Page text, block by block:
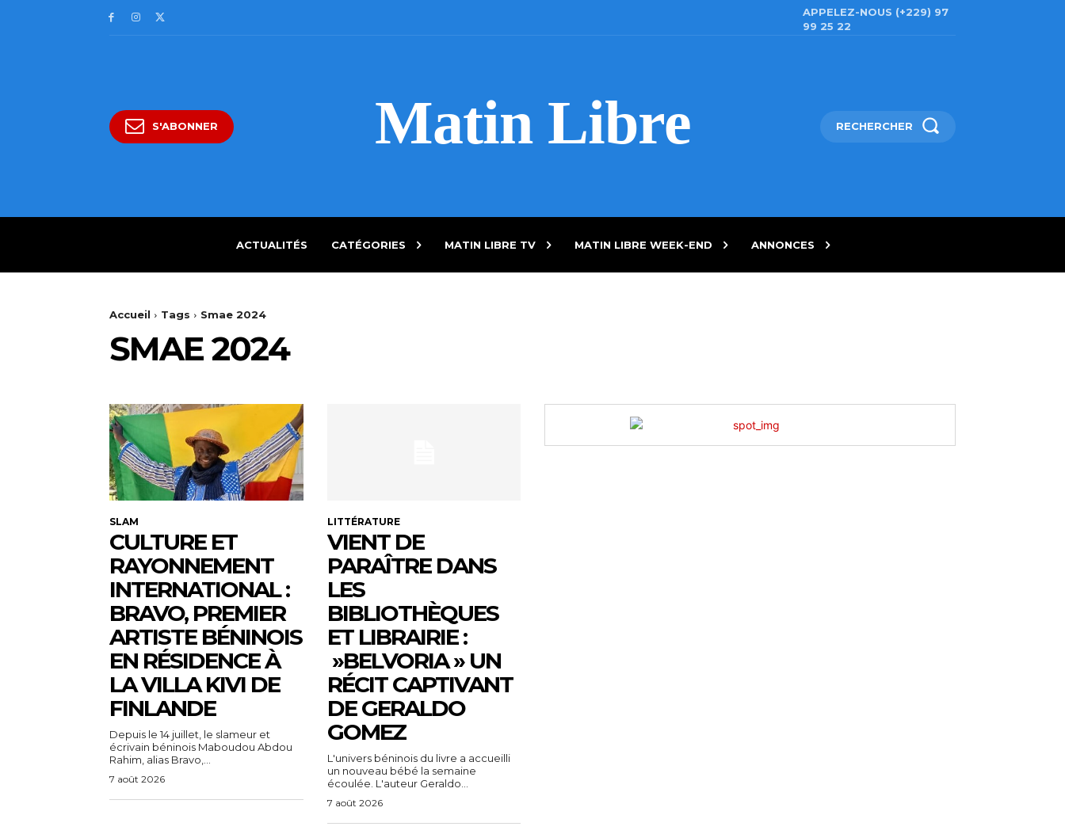
APPELEZ-NOUS (+229) 97
99 25 22
S'ABONNER Matin Libre RECHERCHER
ACTUALITÉS CATÉGORIES MATIN LIBRE TV MATIN LIBRE WEEK-END ANNONCES
Accueil Tags Smae 2024
SMAE 2024
SLAM
CULTURE ET
RAYONNEMENT
INTERNATIONAL :
BRAVO, PREMIER
ARTISTE BÉNINOIS
EN RÉSIDENCE À
LA VILLA KIVI DE
FINLANDE
Depuis le 14 juillet, le slameur et
écrivain béninois Maboudou Abdou
Rahim, alias Bravo,...
7 août 2026
LITTÉRATURE
VIENT DE
PARAÎTRE DANS
LES
BIBLIOTHÈQUES
ET LIBRAIRIE :
»BELVORIA » UN
RÉCIT CAPTIVANT
DE GERALDO
GOMEZ
L'univers béninois du livre a accueilli
un nouveau bébé la semaine
écoulée. L'auteur Geraldo...
7 août 2026